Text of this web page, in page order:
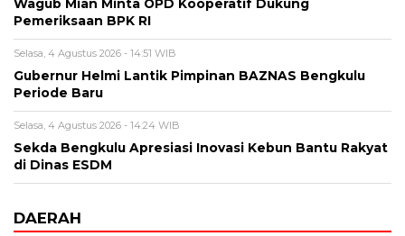
Wagub Mian Minta OPD Kooperatif Dukung
Pemeriksaan BPK RI
Selasa, 4 Agustus 2026 - 14:51 WIB
Gubernur Helmi Lantik Pimpinan BAZNAS Bengkulu
Periode Baru
Selasa, 4 Agustus 2026 - 14:24 WIB
Sekda Bengkulu Apresiasi Inovasi Kebun Bantu Rakyat
di Dinas ESDM
DAERAH